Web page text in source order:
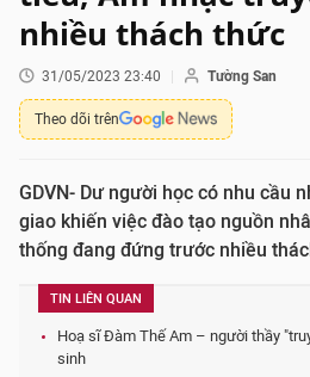
nhiều thách thức
31/05/2023 23:40 Tường San
Theo dõi trên
GDVN- Dư người học có nhu cầu
giao khiến việc đào tạo nguồn
thống đang đứng trước nhiều
TIN LIÊN QUAN
Hoạ sĩ Đàm Thế Am – người thầy
sinh